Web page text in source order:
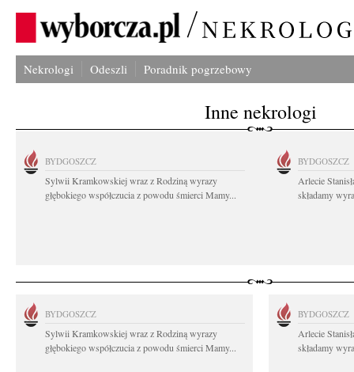
Nekrologi Odeszli Poradnik pogrzebowy
Inne nekrologi
BYDGOSZCZ
Sylwii Kramkowskiej wraz z Rodziną wyrazy
głębokiego współczucia z powodu śmierci Mamy...
BYDGOSZCZ
Arlecie
składamy
BYDGOSZCZ
Sylwii Kramkowskiej wraz z Rodziną wyrazy
głębokiego współczucia z powodu śmierci Mamy...
BYDGOSZCZ
Arlecie
składamy